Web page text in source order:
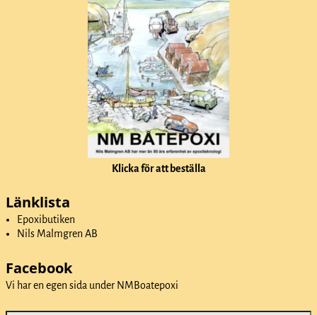
Klicka för att beställa
Länklista
Epoxibutiken
Nils Malmgren AB
Facebook
Vi har en egen sida under NMBoatepoxi